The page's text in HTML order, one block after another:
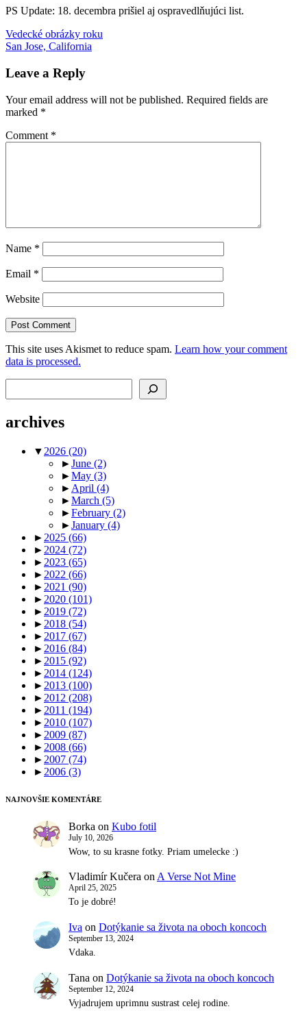
PS Update: 18. decembra prišiel aj ospravedlňujúci list.
bankaospravedlnenieprevod
peňazíreklamácia
Post
navigation
Previous
Post:
Vedecké obrázky roku
Next
San Jose, California
Leave a Reply
Your email address will not be published. Required fields are
marked *
Comment *
Name *
Email *
Website
This site uses Akismet to reduce spam. Learn how your comment
data is processed.
archives
▼ 2026 (20)
►June (2)
►May (3)
► April (4)
►March (5)
►February (2)
►January (4)
► 2025 (66)
► 2024 (72)
► 2023 (65)
► 2022 (66)
► 2021 (90)
► 2020 (101)
► 2019 (72)
► 2018 (54)
► 2017 (67)
► 2016 (84)
► 2015 (92)
► 2014 (124)
► 2013 (100)
► 2012 (208)
► 2011 (194)
► 2010 (107)
► 2009 (87)
► 2008 (66)
► 2007 (74)
► 2006 (3)
NAJNOVŠIE KOMENTÁRE
Borka on Kubo fotil
July 10, 2026
Wow, to su krasne fotky. Priam umelecke :)
Vladimír Kučera on A Verse Not Mine
April 25, 2025
To je dobré!
Iva on Dotýkanie sa života na oboch koncoch
September 13, 2024
Vdaka.
Tana on Dotýkanie sa života na oboch koncoch
September 12, 2024
Vyjadrujem uprimnu sustrast celej rodine.